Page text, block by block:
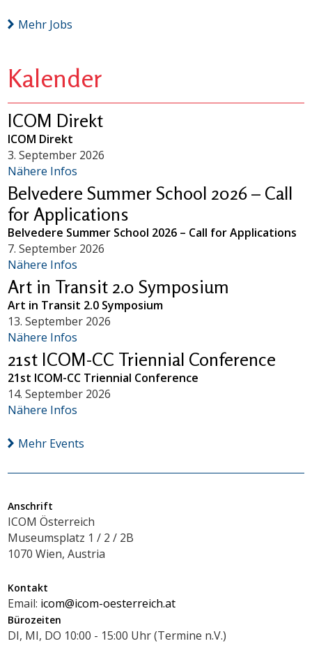
Mehr Jobs
Kalender
ICOM Direkt
ICOM Direkt
3. September 2026
Nähere Infos
Belvedere Summer School 2026 – Call
for Applications
Belvedere Summer School 2026 – Call for Applications
7. September 2026
Nähere Infos
Art in Transit 2.0 Symposium
Art in Transit 2.0 Symposium
13. September 2026
Nähere Infos
21st ICOM-CC Triennial Conference
21st ICOM-CC Triennial Conference
14. September 2026
Nähere Infos
Mehr Events
Anschrift
ICOM Österreich
Museumsplatz 1 / 2 / 2B
1070 Wien, Austria
Kontakt
Email: icom@icom-oesterreich.at
Bürozeiten
DI, MI, DO 10:00 - 15:00 Uhr (Termine n.V.)